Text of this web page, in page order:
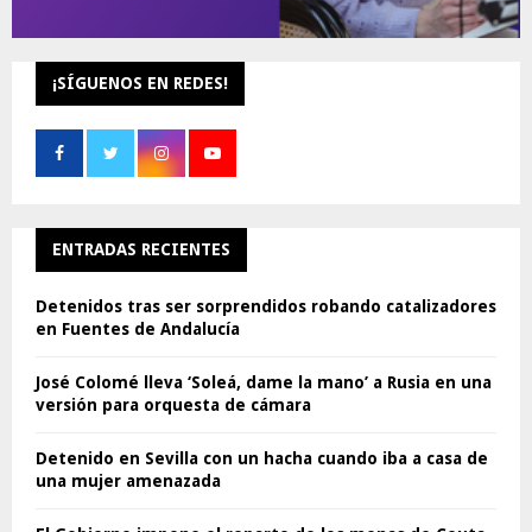
¡SÍGUENOS EN REDES!
ENTRADAS RECIENTES
Detenidos tras ser sorprendidos robando catalizadores
en Fuentes de Andalucía
José Colomé lleva ‘Soleá, dame la mano’ a Rusia en una
versión para orquesta de cámara
Detenido en Sevilla con un hacha cuando iba a casa de
una mujer amenazada